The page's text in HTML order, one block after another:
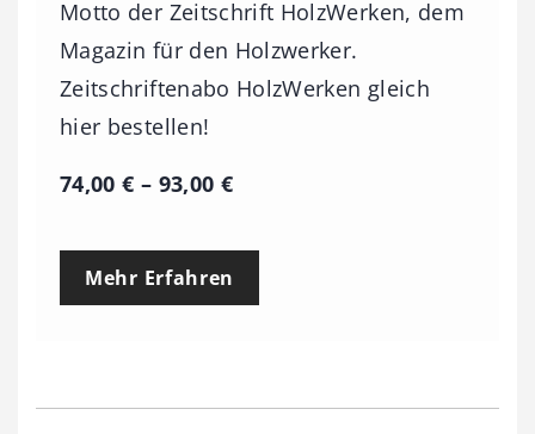
Motto der Zeitschrift HolzWerken, dem
Magazin für den Holzwerker.
Zeitschriftenabo HolzWerken gleich
hier bestellen!
74,00€ – 93,00 €P
e
p
Mehr Erfahren